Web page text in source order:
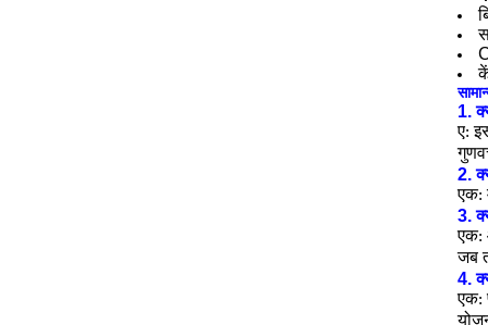
1.
ए:
2.
एक:
3.
एक:
जब
4.
एक: